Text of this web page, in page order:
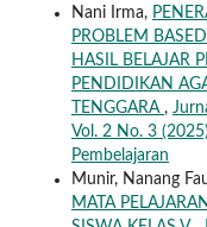
Nani Irma,
PROBLEM
HASIL BELAJAR
PENDIDIKAN
TENGGARA ,
Vol. 2 No. 3
Pembelajaran
Munir, Nanang
MATA